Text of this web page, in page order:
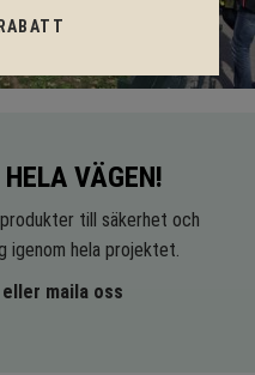
VÄGEN!
till säkerhet och
igenom hela projektet.
eller maila oss